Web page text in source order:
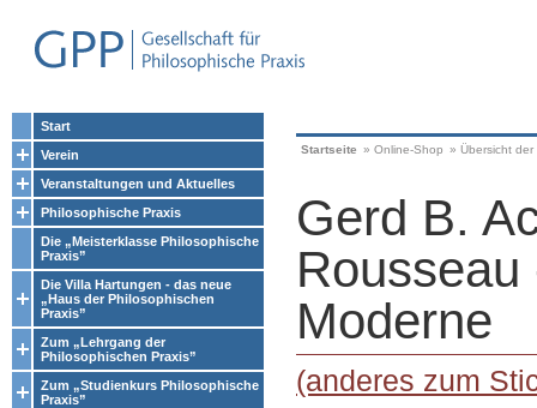
Start
Verein
Veranstaltungen und Aktuelles
Philosophische Praxis
Die „Meisterklasse Philosophische
Praxis”
Die Villa Hartungen - das neue
„Haus der Philosophischen
Praxis”
Zum „Lehrgang der
Philosophischen Praxis”
Zum „Studienkurs Philosophische
Praxis”
Startseite » Online-Shop » Übersicht
Gerd B.
Moderne
(anderes zum